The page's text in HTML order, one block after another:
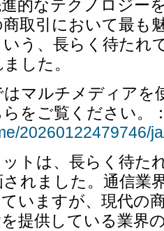
的なテクノロジー
取引において最も
う、長らく待たれ
した。
マルチメディアを
をご覧ください。
20260122479746/
トは、長らく待た
れました。通信業
いますが、現代の
提供している業界